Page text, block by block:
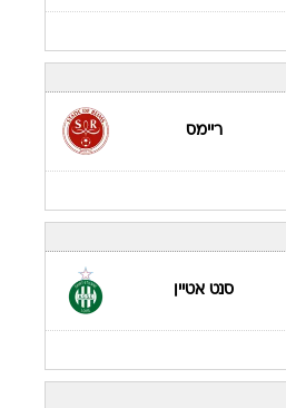
ריימס
סנט אטיין